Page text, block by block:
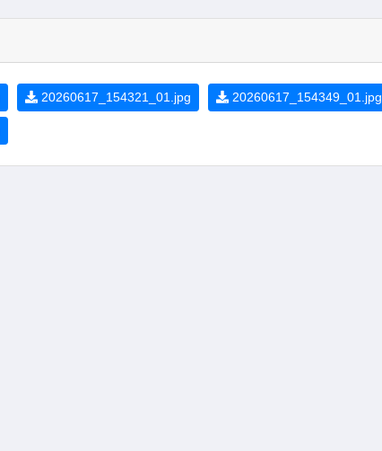
20260617_154321_01.jpg 20260617_154349_01.jpg